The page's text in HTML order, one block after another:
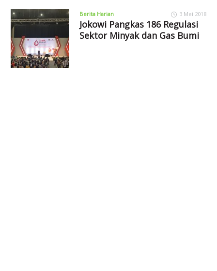
Berita Harian 3 Mei 2018
Jokowi Pangkas 186 Regulasi
Sektor Minyak dan Gas Bumi